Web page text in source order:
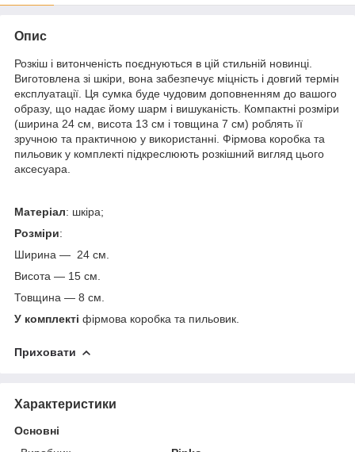
Опис
Розкіш і витонченість поєднуються в цій стильній новинці.
Виготовлена зі шкіри, вона забезпечує міцність і довгий термін
експлуатації. Ця сумка буде чудовим доповненням до вашого
образу, що надає йому шарм і вишуканість. Компактні розміри
(ширина 24 см, висота 13 см і товщина 7 см) роблять її
зручною та практичною у використанні. Фірмова коробка та
пильовик у комплекті підкреслюють розкішний вигляд цього
аксесуара.
Матеріал: шкіра;
Розміри:
Ширина — 24 см.
Висота — 15 см.
Товщина — 8 см.
У комплекті фірмова коробка та пильовик.
Приховати
Характеристики
Основні